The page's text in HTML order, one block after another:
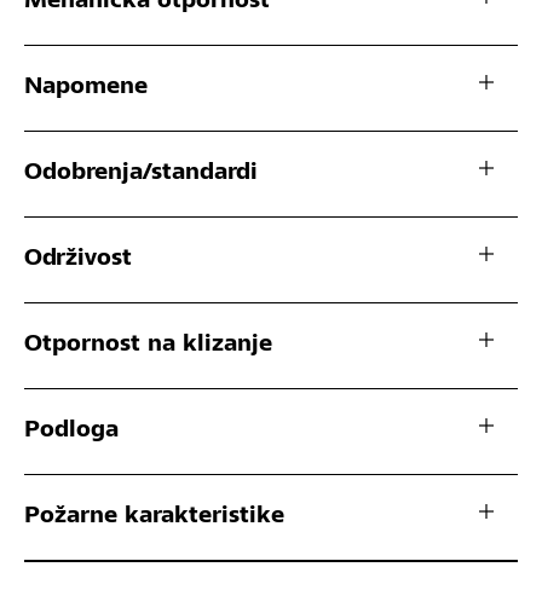
Napomene
Odobrenja/standardi
Održivost
Otpornost na klizanje
Podloga
Požarne karakteristike